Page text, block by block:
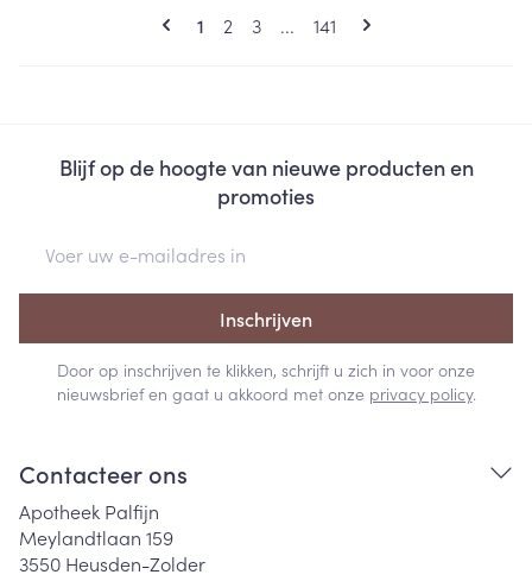
Pagina's
U lees momenteel pagina
1 Pagina
2 Pagina
3 ... Pagina
141
Blijf op de hoogte van nieuwe producten en
promoties
Inschrijven
Door op inschrijven te klikken, schrijft u zich in voor onze
nieuwsbrief en gaat u akkoord met onze privacy policy.
Contacteer ons
Apotheek Palfijn
Meylandtlaan 159
3550 Heusden-Zolder